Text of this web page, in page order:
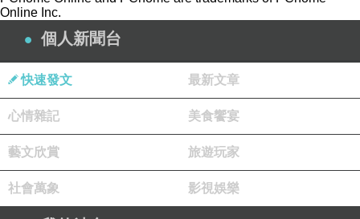
CHECK OUT： AM11:00。
假日：週五、週六、國定假日。
為維護住宿品質，室內請勿吸煙。
訂房專線：0935-500792(林小姐)、0939-508620(陳先生)。
地址：宜蘭縣冬山鄉武淵一路33巷21號
Online Inc.
個人新聞台
快速發文 最新文章
心情雜記 美食饗宴
藝文欣賞 旅遊玩家
社會萬象 影視娛樂